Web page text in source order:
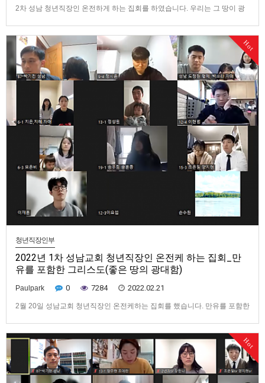
2차 성남 청년직장인 온전하게 하는 집회를 하였습니다. 우리는 그 땅이 광
께서 그로 땅의 높은 곳을 타고 다니게 하시며"[신 33:13] 이 땅은 높기 떄문
에 또한 좋다. [부활 승천하신 그리스도] 이것은 …
Hot
청년직장인부
2022년 1차 성남교회 청년직장인 온전케 하는 집회_만
유를 포함한 그리스도(좋은 땅의 광대함)
Paulpark 0 7284 2022.02.21
2월 20일 성남교회 청년직장인 온전케하는 집회를 했습니다. 만유를 포함한
표들이 있다. 유월절 어린양이 그리스도의 예표이고, 만나도 그리스도의 예
표이다. 성막과 그 모든 기구 및 집기 그리고 다양한 제물들 역시 그…
Hot